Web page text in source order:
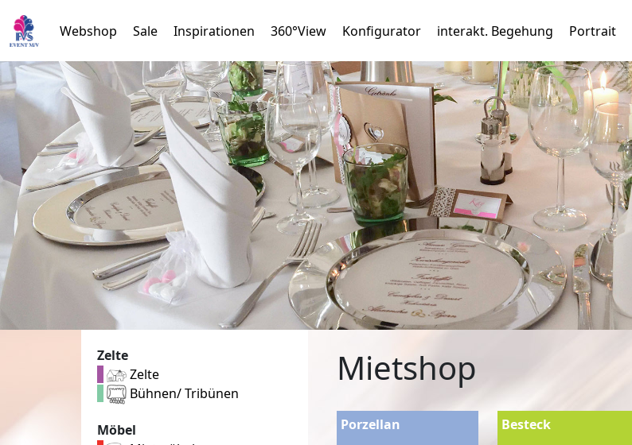
Webshop Sale Inspirationen 360°View Konfigurator interakt. Begehung Portrait
Zelte
Zelte
Bühnen/ Tribünen
Möbel
Mietshop
Porzellan Besteck